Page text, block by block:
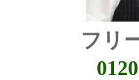
フリ